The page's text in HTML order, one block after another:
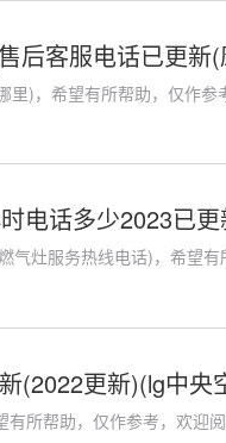
后客服电话已更新
)，希望有所帮助，仅作
电话多少2023已
灶服务热线电话)，希望
(2022更新)(lg中央
所帮助，仅作参考，欢迎